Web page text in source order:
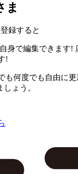
ま
録すると
身で編集できます!
!
も何度でも自由に更
ょう。